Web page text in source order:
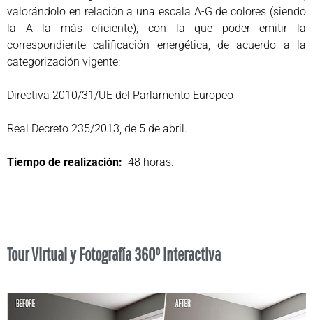
valorándolo en relación a una escala A-G de colores (siendo
la A la más eficiente), con la que poder emitir la
correspondiente calificación energética, de acuerdo a la
categorización vigente:
Directiva 2010/31/UE del Parlamento Europeo
Real Decreto 235/2013, de 5 de abril.
Tiempo de realización: 48 horas.
Tour Virtual y Fotografía 360º interactiva